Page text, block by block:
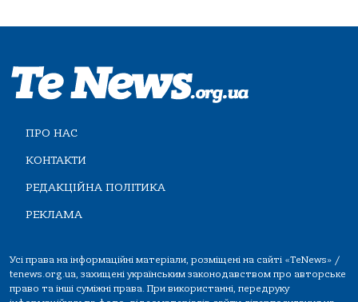
ПРО НАС
КОНТАКТИ
РЕДАКЦІЙНА ПОЛІТИКА
РЕКЛАМА
Усі права на інформаційні матеріали, розміщені на сайті «TeNews» /
tenews.org.ua, захищені українським законодавством про авторське
право та інші суміжні права. При використанні, передруку